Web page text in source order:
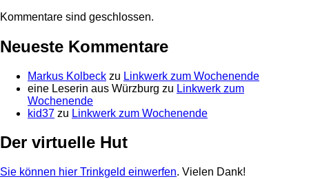
Kommentare sind geschlossen.
Neueste Kommentare
Markus Kolbeck zu Linkwerk zum Wochenende
eine Leserin aus Würzburg zu Linkwerk zum
Wochenende
kid37 zu Linkwerk zum Wochenende
Der virtuelle Hut
Sie können hier Trinkgeld einwerfen. Vielen Dank!